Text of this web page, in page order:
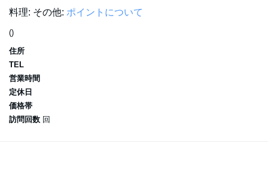
料理: その他: ポイントについて
()
住所
TEL
営業時間
定休日
価格帯
訪問回数 回